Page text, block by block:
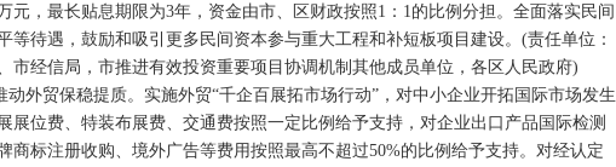
元，最长贴息期限为3年，资金由市、区财政按照1：1的比例分担。全面落实民间
等待遇，鼓励和吸引更多民间资本参与重大工程和补短板项目建设。(责任单位：
市经信局，市推进有效投资重要项目协调机制其他成员单位，各区人民政府)
贸保稳提质。实施外贸“千企百展拓市场行动”，对中小企业开拓国际市场发生
展位费、特装布展费、交通费按照一定比例给予支持，对企业出口产品国际检测
商标注册收购、境外广告等费用按照最高不超过50%的比例给予支持。对经认定